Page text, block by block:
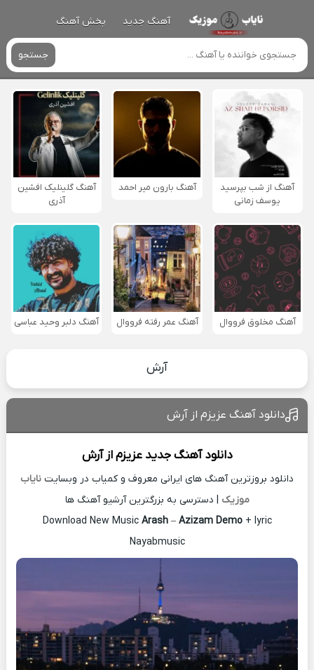
آهنگ جدید پخش آهنگ
جستجو
آهنگ از شب بپرسید
یوسف زمانی
آهنگ بارون میر احمد
آهنگ گلینلیک افشین
آذری
آهنگ مخلوق فرووال آهنگ عمر رفته فرووال آهنگ دلبر وحید عباسی
آرش
دانلود آهنگ عزیزم از آرش
دانلود آهنگ جدید عزیزم ازآرش
دانلود بروزترین آهنگ های ایرانی معروف و کمیاب در وبسایت نایاب
موزیک | دسترسی به بزرگترین آرشیو آهنگ ها
Download New Music Arash– Azizam Demo+ lyric
Nayabmusic